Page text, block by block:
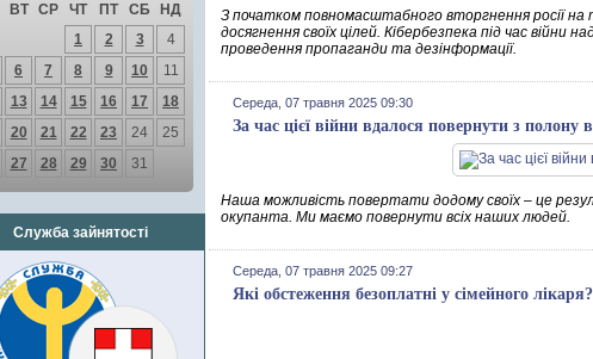
ВТ СР ЧТ ПТ СБ
НД
1
2 3
4
6 7 8 9 10
11
13 14 15 16 17
18
20 21 22 23 24
25
27 28 29 30 31
Служба зайнятості
З початком повномасштабного вторгнення росії на
досягнення своїх цілей. Кібербезпека під час
проведення пропаганди та дезінформації.
Середа, 07 травня 2025 09:30
За час цієї війни вдалося повернути з
Наша можливість повертати додому своїх – це
окупанта. Ми маємо повернути всіх наших людей.
Середа, 07 травня 2025 09:27
Які обстеження безоплатні у сімейного лікаря?